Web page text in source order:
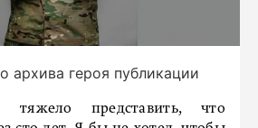
архива героя публикации
тяжело представить, что